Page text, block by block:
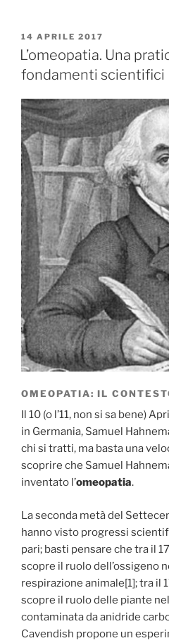
PUBBLICATO
IL
14 APRILE 2017
L’omeopatia. Una
fondamenti scientifici
OMEOPATIA: IL
Il 10 (o l’11, non si sa bene)
in Germania, Samuel
chi si tratti, ma basta una
scoprire che Samuel
inventato l’omeopatia.
La seconda metà del
hanno visto progressi
pari; basti pensare che tra il
scopre il ruolo dell’ossigeno
respirazione animale[1]; tra il
scopre il ruolo delle piante
contaminata da anidride
Cavendish propone un